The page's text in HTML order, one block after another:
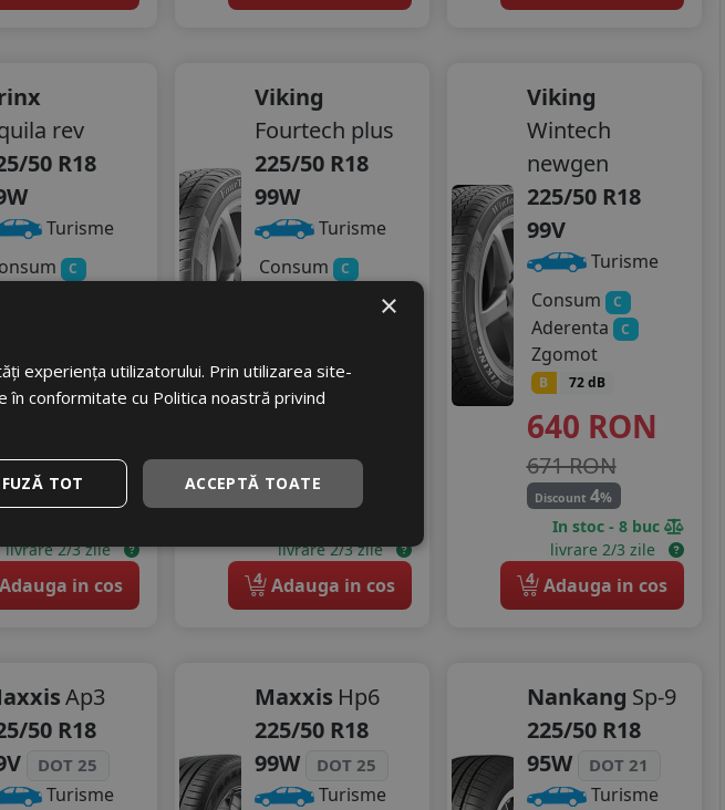
rev
50 R18
Turisme
C
RON
8%
livrare 2/3 zile
Adauga in cos
Viking
Fourtech plus
225/50 R18
99W
Turisme
Consum
C
763RON
6%
livrare 2/3 zile
4 Adauga in cos
Viking
Wintech
newgen
225/50 R18
99V
Turisme
Consum
C
Aderenta C
Zgomot
B 72 dB
640 RON
671 RON
Discount4%
In stoc - 8 buc
livrare 2/3 zile
4 Adauga in cos
Ap3
50 R18
DOT 25
Turisme
Maxxis Hp6
225/50 R18
99W
DOT 25
Turisme
Nankang Sp-9
225/50 R18
95W
DOT 21
Turisme
×
experiența utilizatorului. Prin utilizarea site-
conformitate cu Politica noastră privind
ACCEPTĂ TOATE
TOT